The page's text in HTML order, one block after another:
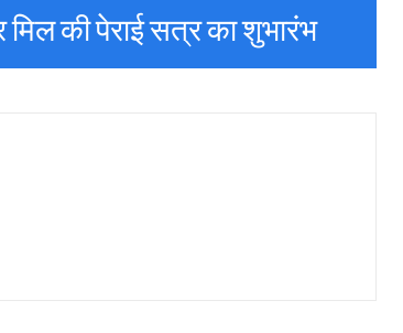
की पेराई सत्र का शुभारंभ